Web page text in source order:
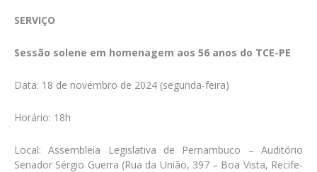
SERVIÇO
Sessão solene em homenagem aos 56 anos do TCE-PE
Data: 18 de novembro de 2024 (segunda-feira)
Horário: 18h
Local: Assembleia Legislativa de Pernambuco – Auditório
Senador Sérgio Guerra (Rua da União, 397 – Boa Vista, Recife-